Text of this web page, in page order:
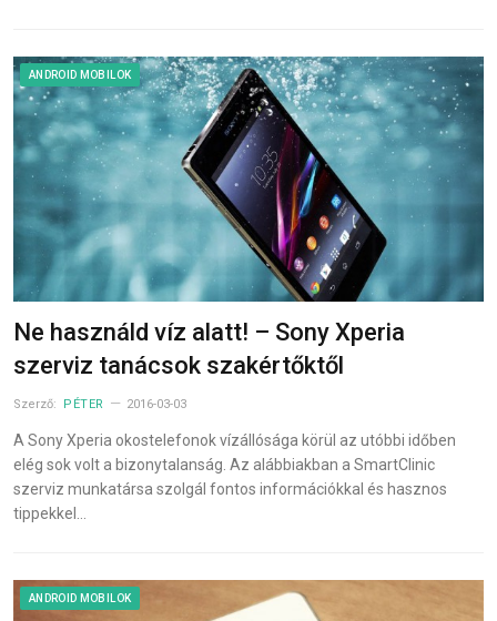
ANDROID MOBILOK
Ne használd víz alatt! – Sony Xperia
szerviz tanácsok szakértőktől
Szerző: PÉTER 2016-03-03
A Sony Xperia okostelefonok vízállósága körül az utóbbi időben
elég sok volt a bizonytalanság. Az alábbiakban a SmartClinic
szerviz munkatársa szolgál fontos információkkal és hasznos
tippekkel…
ANDROID MOBILOK